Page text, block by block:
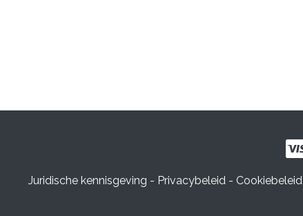
Juridische kennisgeving - Privacybeleid - Cookiebeleid